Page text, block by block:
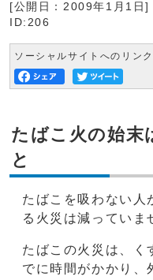
[公開日：2009年1月1日]
ID:206
ソーシャルサイトへのリン
たばこ火の始末
と
たばこを吸わない人
る火災は減っていま
たばこの火災は、く
でに時間がかかり、